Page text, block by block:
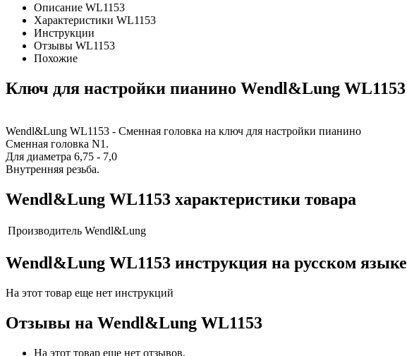
Описание WL1153
Характеристики WL1153
Инструкции
Отзывы WL1153
Похожие
Ключ для настройки пианино Wendl&Lung WL1153
Wendl&Lung WL1153 - Сменная головка на ключ для настройки пианино
Сменная головка N1.
Для диаметра 6,75 - 7,0
Внутренняя резьба.
Wendl&Lung WL1153 характеристики товара
Производитель Wendl&Lung
Wendl&Lung WL1153 инструкция на русском языке
На этот товар еще нет инструкций
Отзывы на Wendl&Lung WL1153
На этот товар еще нет отзывов.